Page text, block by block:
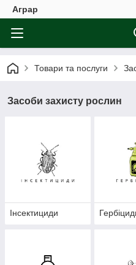
Аграр
Товари та послуги
Засоби захисту рослин
Інсектициди